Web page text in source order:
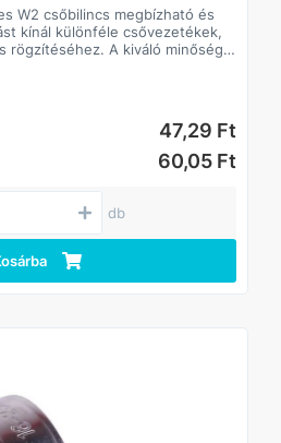
W2 csőbilincs megbízható és
kínál különféle csővezetékek,
rögzítéséhez. A kiváló minőségű
akár kültéri vagy nedves
stabilitást és nagy
kivitel – korrózióálló, tartós,
szerelhetőség, pontos
47,29 Ft
60,05 Ft
db